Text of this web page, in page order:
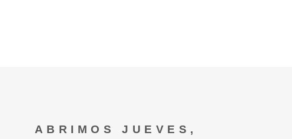
ABRIMOS JUEVES,